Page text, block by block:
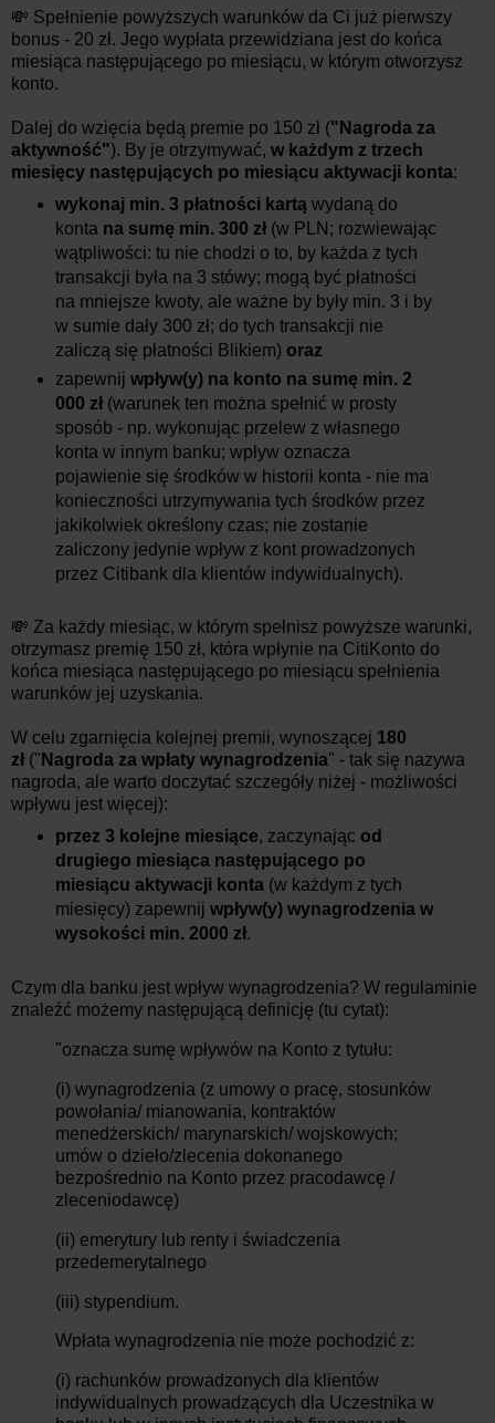
💸 Spełnienie powyższych warunków da Ci już pierwszy
bonus - 20 zł. Jego wypłata przewidziana jest do końca
miesiąca następującego po miesiącu, w którym otworzysz
konto.
Dalej do wzięcia będą premie po 150 zł ("Nagroda za
aktywność"). By je otrzymywać, w każdym z trzech
miesięcy następujących po miesiącu aktywacji konta:
wykonaj min. 3 płatności kartą wydaną do
konta na sumę min. 300 zł (w PLN; rozwiewając
wątpliwości: tu nie chodzi o to, by każda z tych
transakcji była na 3 stówy; mogą być płatności
na mniejsze kwoty, ale ważne by były min. 3 i by
w sumie dały 300 zł; do tych transakcji nie
zaliczą się płatności Blikiem) oraz
zapewnij wpływ(y) na konto na sumę min. 2
000 zł(warunek ten można spełnić w prosty
sposób - np. wykonując przelew z własnego
konta w innym banku; wpływ oznacza
pojawienie się środków w historii konta - nie ma
konieczności utrzymywania tych środków przez
jakikolwiek określony czas; nie zostanie
zaliczony jedynie wpływ z kont prowadzonych
przez Citibank dla klientów indywidualnych).
💸 Za każdy miesiąc, w którym spełnisz powyższe warunki,
otrzymasz premię 150 zł, która wpłynie na CitiKonto do
końca miesiąca następującego po miesiącu spełnienia
warunków jej uzyskania.
W celu zgarnięcia kolejnej premii, wynoszącej 180
zł (" Nagroda za wpłaty wynagrodzenia" - tak się nazywa
nagroda, ale warto doczytać szczegóły niżej - możliwości
wpływu jest więcej):
przez 3 kolejne miesiące, zaczynając od
drugiego miesiąca następującego po
miesiącu aktywacji konta(w każdym z tych
miesięcy) zapewnij wpływ(y) wynagrodzenia w
wysokości min. 2000 zł.
Czym dla banku jest wpływ wynagrodzenia? W regulaminie
znaleźć możemy następującą definicję (tu cytat):
"oznacza sumę wpływów na Konto z tytułu:
(i) wynagrodzenia (z umowy o pracę, stosunków
powołania/ mianowania, kontraktów
menedżerskich/ marynarskich/ wojskowych;
umów o dzieło/zlecenia dokonanego
bezpośrednio na Konto przez pracodawcę /
zleceniodawcę)
(ii) emerytury lub renty i świadczenia
przedemerytalnego
(iii) stypendium.
Wpłata wynagrodzenia nie może pochodzić z:
(i) rachunków prowadzonych dla klientów
indywidualnych prowadzących dla Uczestnika w